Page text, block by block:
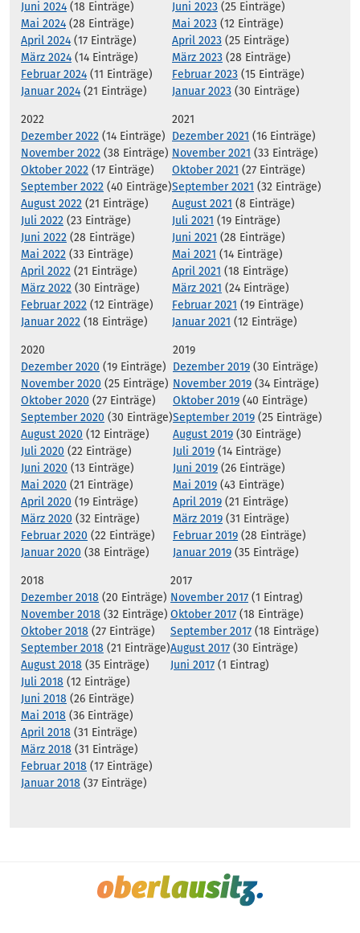
Juni 2024 (18 Einträge)
Mai 2024 (28 Einträge)
April 2024 (17 Einträge)
März 2024 (14 Einträge)
Februar 2024 (11 Einträge)
Januar 2024 (21 Einträge)
Juni 2023 (25 Einträge)
Mai 2023 (12 Einträge)
April 2023 (25 Einträge)
März 2023 (28 Einträge)
Februar 2023 (15 Einträge)
Januar 2023 (30 Einträge)
2022
Dezember 2022 (14 Einträge)
November 2022 (38 Einträge)
Oktober 2022 (17 Einträge)
September 2022 (40 Einträge)
August 2022 (21 Einträge)
Juli 2022 (23 Einträge)
Juni 2022 (28 Einträge)
Mai 2022 (33 Einträge)
April 2022 (21 Einträge)
März 2022 (30 Einträge)
Februar 2022 (12 Einträge)
Januar 2022 (18 Einträge)
2021
Dezember 2021 (16 Einträge)
November 2021 (33 Einträge)
Oktober 2021 (27 Einträge)
September 2021 (32 Einträge)
August 2021 (8 Einträge)
Juli 2021 (19 Einträge)
Juni 2021 (28 Einträge)
Mai 2021 (14 Einträge)
April 2021 (18 Einträge)
März 2021 (24 Einträge)
Februar 2021 (19 Einträge)
Januar 2021 (12 Einträge)
2020
Dezember 2020 (19 Einträge)
November 2020 (25 Einträge)
Oktober 2020 (27 Einträge)
September 2020 (30 Einträge)
August 2020 (12 Einträge)
Juli 2020 (22 Einträge)
Juni 2020 (13 Einträge)
Mai 2020 (21 Einträge)
April 2020 (19 Einträge)
März 2020 (32 Einträge)
Februar 2020 (22 Einträge)
Januar 2020 (38 Einträge)
2019
Dezember 2019 (30 Einträge)
November 2019 (34 Einträge)
Oktober 2019 (40 Einträge)
September 2019 (25 Einträge)
August 2019 (30 Einträge)
Juli 2019 (14 Einträge)
Juni 2019 (26 Einträge)
Mai 2019 (43 Einträge)
April 2019 (21 Einträge)
März 2019 (31 Einträge)
Februar 2019 (28 Einträge)
Januar 2019 (35 Einträge)
2018
Dezember 2018 (20 Einträge)
November 2018 (32 Einträge)
Oktober 2018 (27 Einträge)
September 2018 (21 Einträge)
August 2018 (35 Einträge)
Juli 2018 (12 Einträge)
Juni 2018 (26 Einträge)
Mai 2018 (36 Einträge)
April 2018 (31 Einträge)
März 2018 (31 Einträge)
Februar 2018 (17 Einträge)
Januar 2018 (37 Einträge)
2017
November 2017 (1 Eintrag)
Oktober 2017 (18 Einträge)
September 2017 (18 Einträge)
August 2017 (30 Einträge)
Juni 2017 (1 Eintrag)